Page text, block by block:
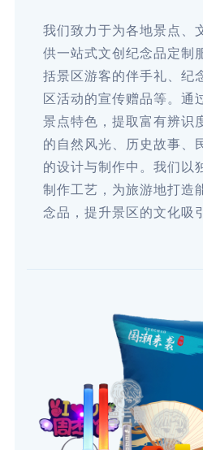
我们致力于为各地景点、
供一站式文创纪念品定制
括景区游客的伴手礼、纪
区活动的宣传赠品等。通
景点特色，提取富有辨识
的自然风光、历史故事、
的设计与制作中。我们以
制作工艺，为旅游地打造
念品，提升景区的文化吸